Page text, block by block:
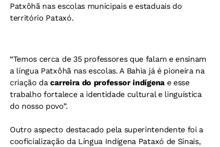
Patxôhã nas escolas municipais e estaduais do
território Pataxó.
“Temos cerca de 35 professores que falam e ensinam
a língua Patxôhã nas escolas. A Bahia já é pioneira na
criação dacarreira do professor indígena e esse
trabalho fortalece a identidade cultural e linguística
do nosso povo”.
Outro aspecto destacado pela superintendente foi a
cooficialização da Língua Indígena Pataxó de Sinais,